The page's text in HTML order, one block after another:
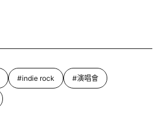
#indie rock #演唱會